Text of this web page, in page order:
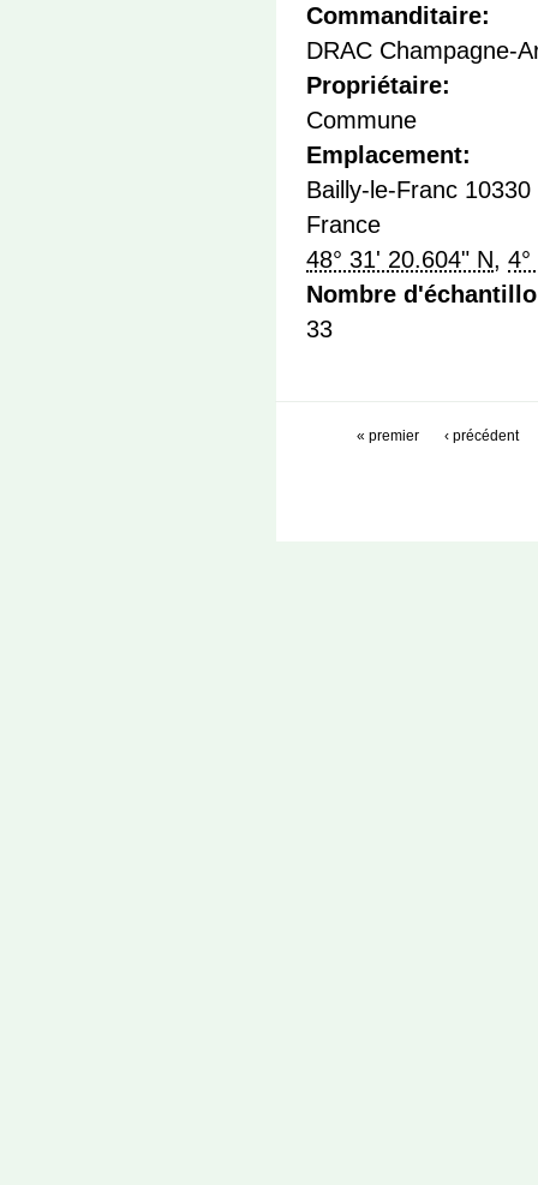
Commanditaire:
DRAC Champagne-
Propriétaire:
Commune
Emplacement:
Bailly-le-Franc 10330
France
48° 31' 20.604" N,
Nombre
33
« premier ‹ précédent